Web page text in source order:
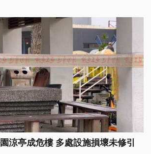
涼亭成危樓 多處設施損壞未修引